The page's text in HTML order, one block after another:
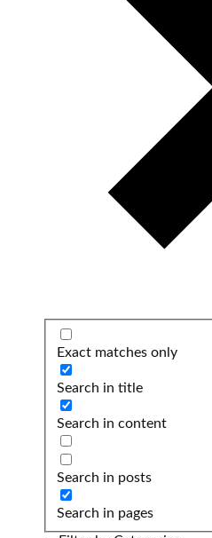
Exact matches only
Search in title
Search in content
Search in posts
Search in pages